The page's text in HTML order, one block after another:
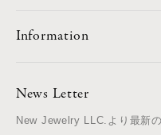
Information
News Letter
New Jewelry LLC.より最新